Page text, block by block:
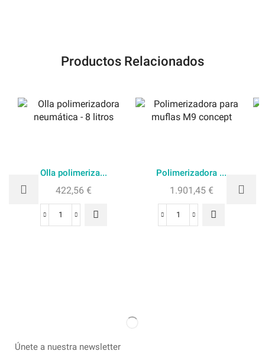
Productos Relacionados
Olla polimeriza...
422,56 €
Polimerizadora ...
1.901,45 €
Únete a nuestra newsletter